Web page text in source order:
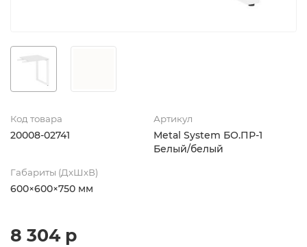
Код товара
20008-02741
Артикул
Metal System БО.ПР-1
Белый/белый
Габариты (ДхШхВ)
600×600×750 мм
8 304 р